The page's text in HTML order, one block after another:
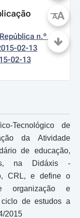
n.º
02-13
02-13
Tecnológico de
da Atividade
de educação,
na Didáxis -
CRL, e define o
organização e
de estudos a
2015
AA